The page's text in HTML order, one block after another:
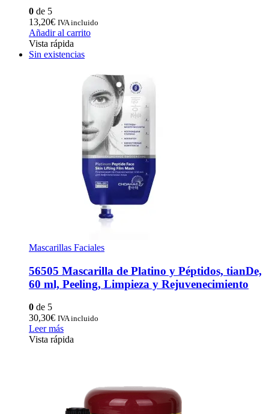
0 de 5
13,20€ IVA incluido
Añadir al carrito
Vista rápida
Sin existencias
Mascarillas Faciales
56505 Mascarilla de Platino y Péptidos, tianDe,
60 ml, Peeling, Limpieza y Rejuvenecimiento
0 de 5
30,30€ IVA incluido
Leer más
Vista rápida